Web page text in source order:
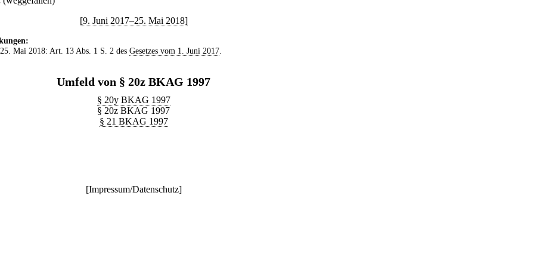
[9. Juni 2017–25. Mai 2018]
Mai 2018: Art. 13 Abs. 1 S. 2 des Gesetzes vom 1. Juni 2017.
Umfeld von § 20z BKAG 1997
§ 20y BKAG 1997
§ 20z BKAG 1997
§ 21 BKAG 1997
[Impressum/Datenschutz]